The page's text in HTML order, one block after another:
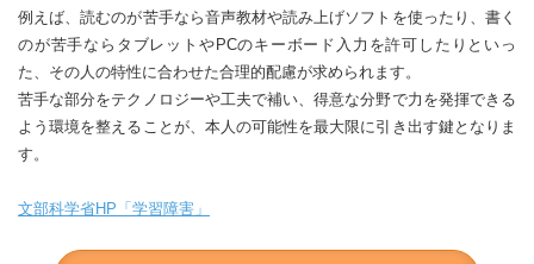
例えば、読むのが苦手なら音声教材や読み上げソフトを使ったり、書く
のが苦手ならタブレットやPCのキーボード入力を許可したりといっ
た、その人の特性に合わせた合理的配慮が求められます。
苦手な部分をテクノロジーや工夫で補い、得意な分野で力を発揮できる
よう環境を整えることが、本人の可能性を最大限に引き出す鍵となりま
す。
文部科学省HP「学習障害」